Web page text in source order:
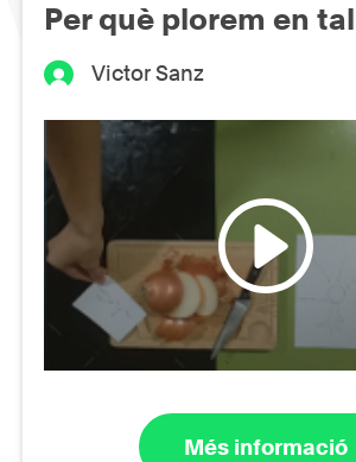
Per què plorem en
Victor Sanz
Més informació